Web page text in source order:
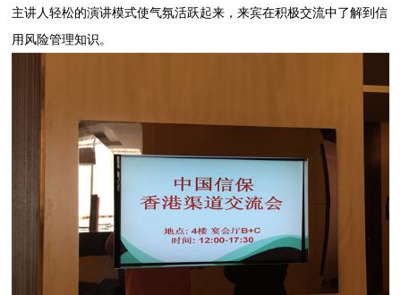
主讲人轻松的演讲模式使气氛活跃起来，来宾在积极交流中了解到信
用风险管理知识。